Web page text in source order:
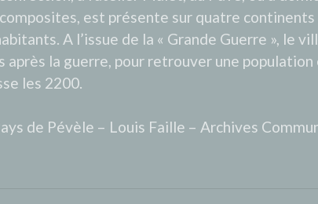
est présente sur quatre continents
A l’issue de la « Grande Guerre », le
après la guerre, pour retrouver une
les 2200.
de Pévèle – Louis Faille – Archives